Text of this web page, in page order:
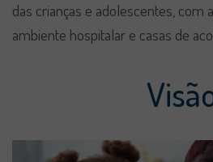
das crianças e adolescentes, com
ambiente hospitalar e casas de